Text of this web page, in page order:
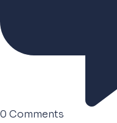
0 Comments